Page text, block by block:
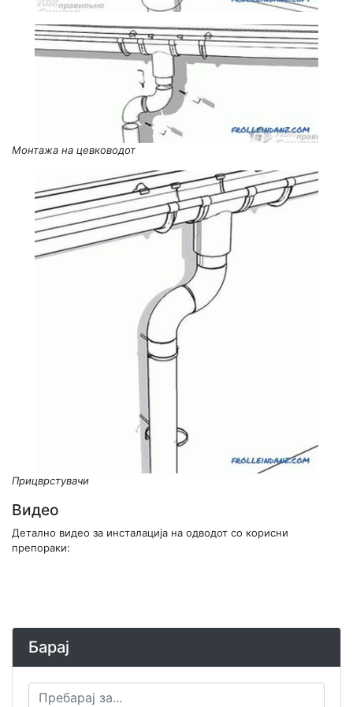
Монтажа на цевководот
Прицврстувачи
Видео
Детално видео за инсталација на одводот со корисни
препораки:
Барај